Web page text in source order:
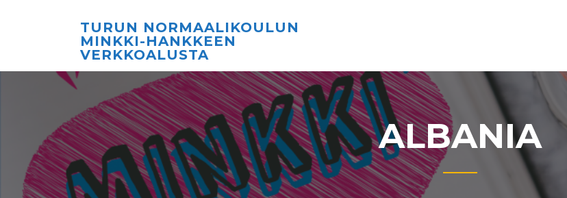
TURUN NORMAALIKOULUN
MINKKI-HANKKEEN
VERKKOALUSTA
ALBANIA